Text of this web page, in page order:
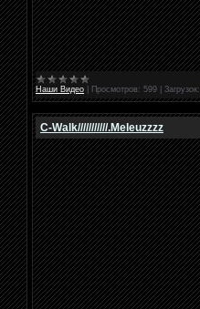
Наши Видео Просмотров: 599 Загрузок:
C-Walk///////////.Meleuzzzz